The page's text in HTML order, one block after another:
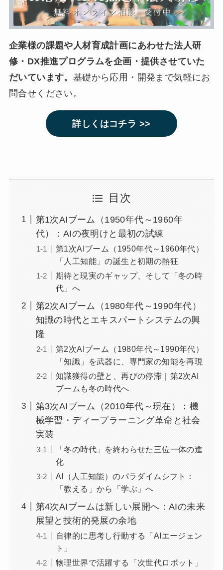
企業様の課題や人材育成計画にあわせた法人研
修・DX推進プログラムを企画・提供させていた
だいています。 基礎から応用・開発まで気軽にお
問合せください。
詳しくはコチラ >>
目次
第1次AIブーム（1950年代～1960年
代）：AIの夜明けと最初の試練
第1次AIブーム（1950年代～1960年代）
「人工知能」の誕生と初期の熱狂
期待と現実のギャップ、そして「冬の時
代」へ
第2次AIブーム（1980年代～1990年代）
知識の時代とエキスパートシステムの興
隆
第2次AIブーム（1980年代～1990年代）
「知識」を武器に、専門家の知能を再現
知識獲得の壁と、再びの停滞｜第2次AI
ブームも冬の時代へ
第3次AIブーム（2010年代～現在）：機
械学習・ディープラーニング革命と社会
実装
「冬の時代」を終わらせた三位一体の進
化
AI（人工知能）のパラダイムシフト：
「教える」から「学ぶ」へ
第4次AIブームは新しい展開へ：AIの未来
展望と技術的発展の余地
自律的に思考し行動する「AIエージェン
ト」
物理世界で活躍する「次世代ロボット」